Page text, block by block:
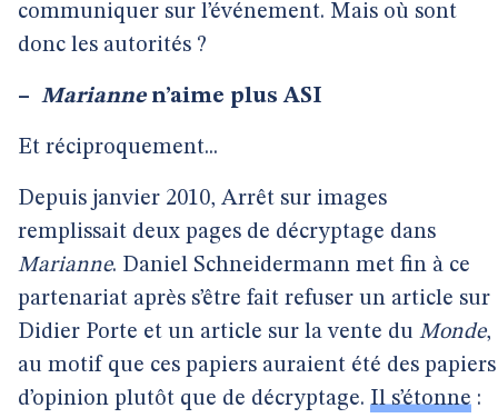
communiquer sur l’événement. Mais où sont
donc les autorités ?
– Mariannen’aime plus ASI
Et réciproquement...
Depuis janvier 2010, Arrêt sur images
remplissait deux pages de décryptage dans
Marianne. Daniel Schneidermann met fin à ce
partenariat après s’être fait refuser un article sur
Didier Porte et un article sur la vente du Monde,
au motif que ces papiers auraient été des papiers
d’opinion plutôt que de décryptage. Il s’étonne :